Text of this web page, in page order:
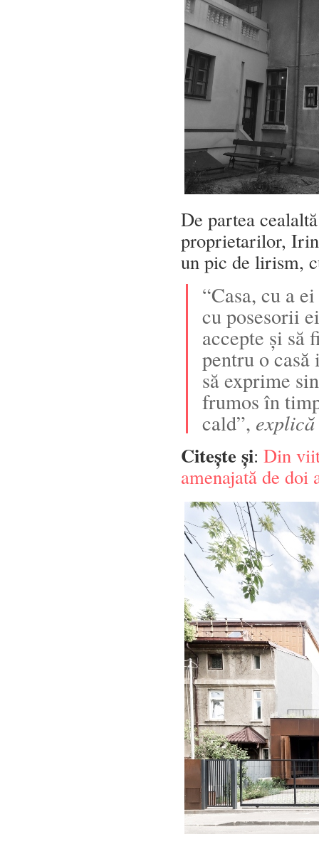
De partea
proprietarilor,
un pic de lirism,
“Casa, cu a
cu posesorii
accepte și să
pentru o
să exprime
frumos în
cald”,
Citește și: Din
amenajată de